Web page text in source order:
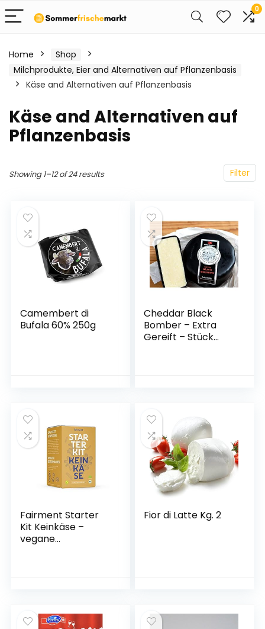
0
Home
Shop
Milchprodukte, Eier and Alternativen auf Pflanzenbasis
Käse and Alternativen auf Pflanzenbasis
Käse and Alternativen auf
Pflanzenbasis
Filter
Showing 1–12 of 24 results
Camembert di
Bufala 60% 250g
Cheddar Black
Bomber – Extra
Gereift – Stück
Fairment Starter
Kit Keinkäse –
vegane
Cheese, DIY Käse
Fior di Latte Kg. 2